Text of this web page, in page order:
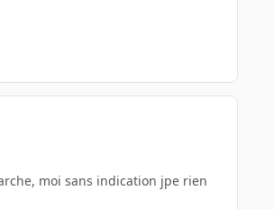
moi sans indication jpe rien